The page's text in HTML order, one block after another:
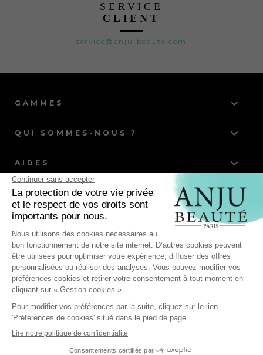
SERVICE
CLIENT
service@anju-beaute.com
GAMMES 
QUI SOMMES-NOUS ? 
AIDES 
NOS DERNIERS ARTICLES
Quelle routine de toilettage pour les chiens et chats à
poils gras ?
Anju Beauté, partenaire de l'équipe de France d'Agility
pour ses compétitions mondiales !
de votre animal ?